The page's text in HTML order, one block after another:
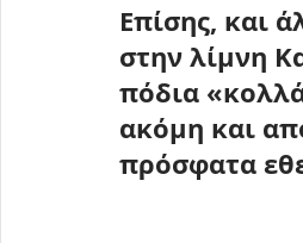
Επίσης, και
στην λίμνη
πόδια
ακόμη και
πρόσφατα